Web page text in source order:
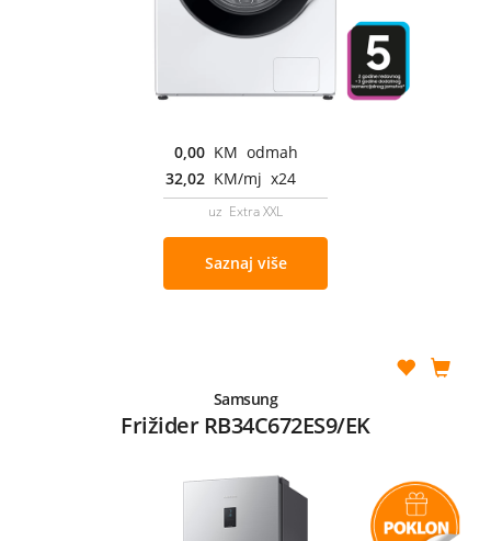
0,00 KM odmah
32,02 KM/mj x24
uz Extra XXL
Saznaj više
Samsung
Frižider RB34C672ES9/EK